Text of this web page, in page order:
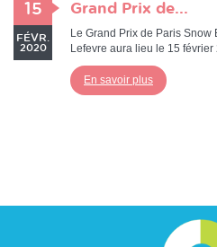
15
FÉVR.
2020
Grand Prix de...
Le Grand Prix de Paris
Lefevre aura lieu le 15 février
En savoir plus